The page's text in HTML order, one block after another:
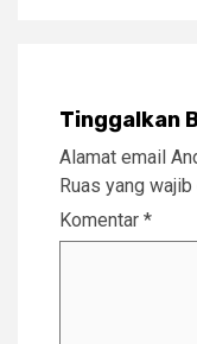
Tinggalkan
Alamat email
Ruas yang
Komentar *